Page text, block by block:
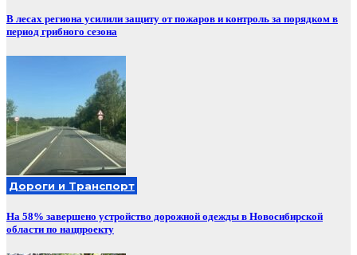
В лесах региона усилили защиту от пожаров и контроль за порядком в
период грибного сезона
Дороги и Транспорт
На 58% завершено устройство дорожной одежды в Новосибирской
области по нацпроекту